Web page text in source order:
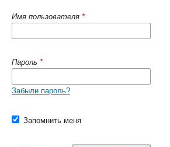
Имя пользователя *
Пароль *
Забыли пароль?
Запомнить меня